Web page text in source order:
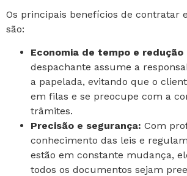
Os principais benefícios de contratar
são:
Economia de tempo e
despachante assume a
a papelada, evitando que o
em filas e se preocupe com a
trâmites.
Precisão e segurança: Com
conhecimento das leis e
estão em constante mudança,
todos os documentos sejam